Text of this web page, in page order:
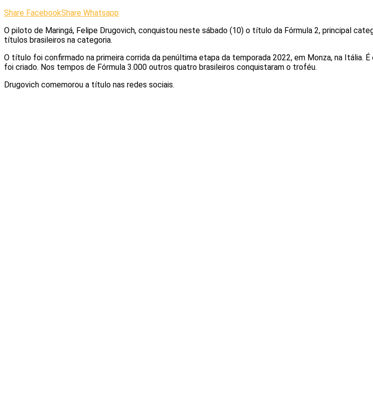
Share FacebookShare Whatsapp
O piloto de Maringá, Felipe Drugovich, conquistou neste sábado (10) o título da Fórmula 2, principal
títulos brasileiros na categoria.
O título foi confirmado na primeira corrida da penúltima etapa da temporada 2022, em Monza, na Itália.
foi criado. Nos tempos de Fórmula 3.000 outros quatro brasileiros conquistaram o troféu.
Drugovich comemorou a título nas redes sociais.